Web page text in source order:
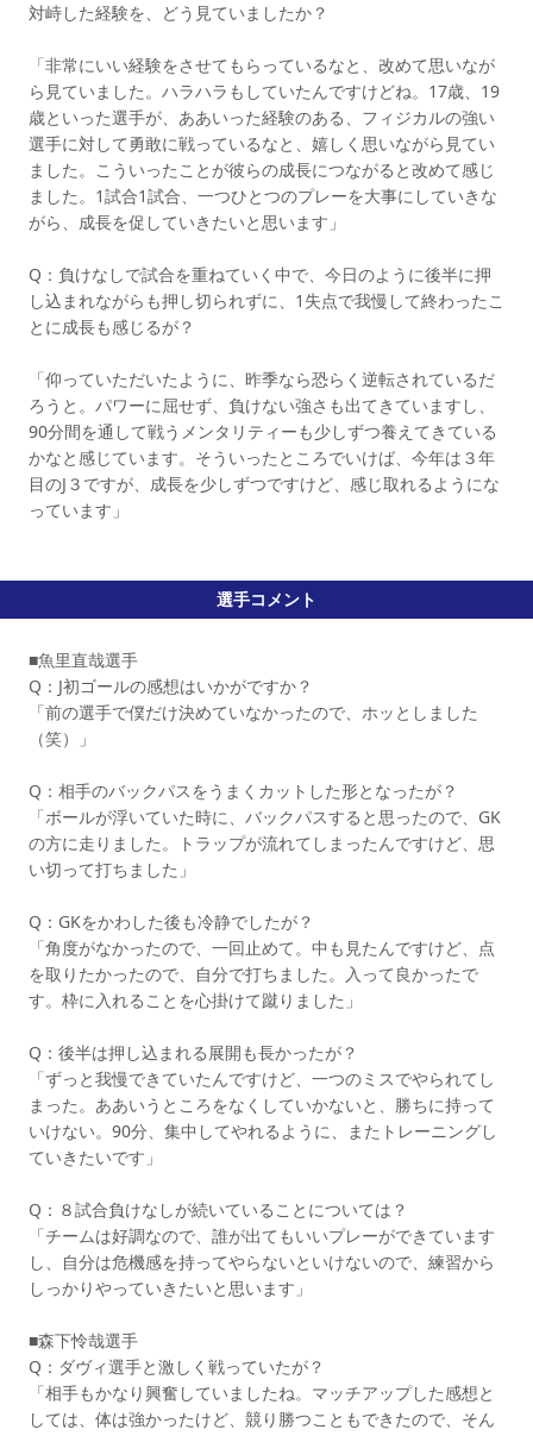
対峙した経験を、どう見ていましたか？
「非常にいい経験をさせてもらっているなと、改めて思いなが
ら見ていました。ハラハラもしていたんですけどね。17歳、19
歳といった選手が、ああいった経験のある、フィジカルの強い
選手に対して勇敢に戦っているなと、嬉しく思いながら見てい
ました。こういったことが彼らの成長につながると改めて感じ
ました。1試合1試合、一つひとつのプレーを大事にしていきな
がら、成長を促していきたいと思います」
Q：負けなしで試合を重ねていく中で、今日のように後半に押
し込まれながらも押し切られずに、1失点で我慢して終わったこ
とに成長も感じるが？
「仰っていただいたように、昨季なら恐らく逆転されているだ
ろうと。パワーに屈せず、負けない強さも出てきていますし、
90分間を通して戦うメンタリティーも少しずつ養えてきている
かなと感じています。そういったところでいけば、今年は３年
目のJ３ですが、成長を少しずつですけど、感じ取れるようにな
っています」
選手コメント
■魚里直哉選手
Q：J初ゴールの感想はいかがですか？
「前の選手で僕だけ決めていなかったので、ホッとしました
（笑）」
Q：相手のバックパスをうまくカットした形となったが？
「ボールが浮いていた時に、バックパスすると思ったので、GK
の方に走りました。トラップが流れてしまったんですけど、思
い切って打ちました」
Q：GKをかわした後も冷静でしたが？
「角度がなかったので、一回止めて。中も見たんですけど、点
を取りたかったので、自分で打ちました。入って良かったで
す。枠に入れることを心掛けて蹴りました」
Q：後半は押し込まれる展開も長かったが？
「ずっと我慢できていたんですけど、一つのミスでやられてし
まった。ああいうところをなくしていかないと、勝ちに持って
いけない。90分、集中してやれるように、またトレーニングし
ていきたいです」
Q：８試合負けなしが続いていることについては？
「チームは好調なので、誰が出てもいいプレーができています
し、自分は危機感を持ってやらないといけないので、練習から
しっかりやっていきたいと思います」
■森下怜哉選手
Q：ダヴィ選手と激しく戦っていたが？
「相手もかなり興奮していましたね。マッチアップした感想と
しては、体は強かったけど、競り勝つこともできたので、そん